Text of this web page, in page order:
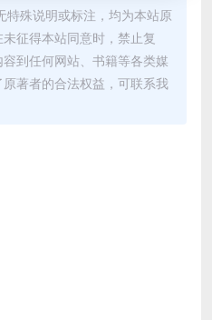
特殊说明或标注，均为本站原
征得本站同意时，禁止复
到任何网站、书籍等各类媒
著者的合法权益，可联系我